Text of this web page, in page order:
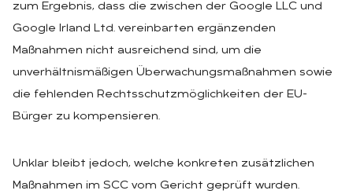
zum Ergebnis, dass die zwischen der Google LLC und
Google Irland Ltd. vereinbarten ergänzenden
Maßnahmen nicht ausreichend sind, um die
unverhältnismäßigen Überwachungsmaßnahmen sowie
die fehlenden Rechtsschutzmöglichkeiten der EU-
Bürger zu kompensieren.
Unklar bleibt jedoch, welche konkreten zusätzlichen
Maßnahmen im SCC vom Gericht geprüft wurden.